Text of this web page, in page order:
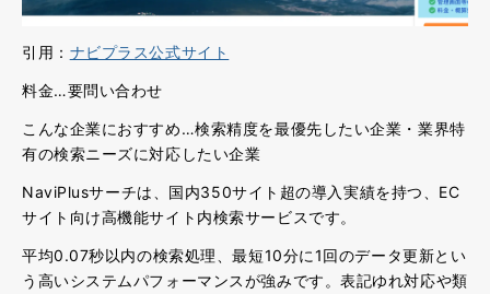
引用： ナビプラス公式サイト
料金…要問い合わせ
こんな企業におすすめ…検索精度を最優先したい企業・業界特
有の検索ニーズに対応したい企業
NaviPlusサーチは、国内350サイト超の導入実績を持つ、EC
サイト向け高機能サイト内検索サービスです。
平均0.07秒以内の検索処理、最短10分に1回のデータ更新とい
う高いシステムパフォーマンスが強みです。表記ゆれ対応や類